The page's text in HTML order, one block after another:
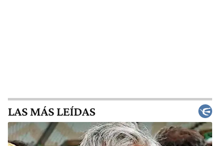
LAS MÁS LEÍDAS